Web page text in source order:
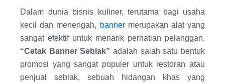
Dalam dunia bisnis kuliner, terutama bagi usaha
kecil dan menengah, bannermerupakan alat yang
sangat efektif untuk menarik perhatian pelanggan.
“Cetak Banner Seblak” adalah salah satu bentuk
promosi yang sangat populer untuk restoran atau
penjual seblak, sebuah hidangan khas yang